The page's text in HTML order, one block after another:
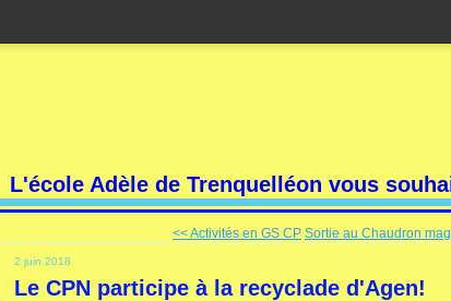
L'école Adèle de Trenquelléon vous
<< Activités en GS CP Sortie au Chaudron
2 juin 2018
Le CPN participe à la recyclade d'Agen!